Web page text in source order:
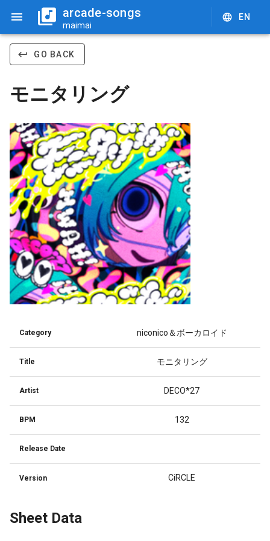
arcade-songs
maimai
EN
GO BACK
モニタリング
Category niconico＆ボーカロイド
Title モニタリング
Artist DECO*27
BPM 132
Release Date
Version CiRCLE
Sheet Data